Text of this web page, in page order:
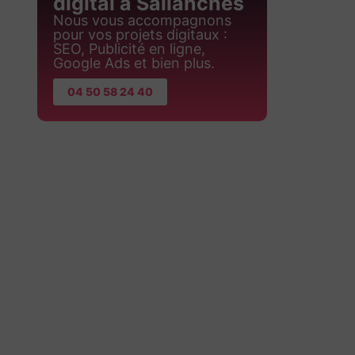
Nous vous accompagnons
pour vos projets digitaux :
SEO, Publicité en ligne,
Google Ads et bien plus.
04 50 58 24 40